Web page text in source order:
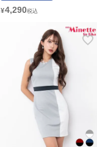
イズ対応) | myMinette/マイミネット
¥4,290